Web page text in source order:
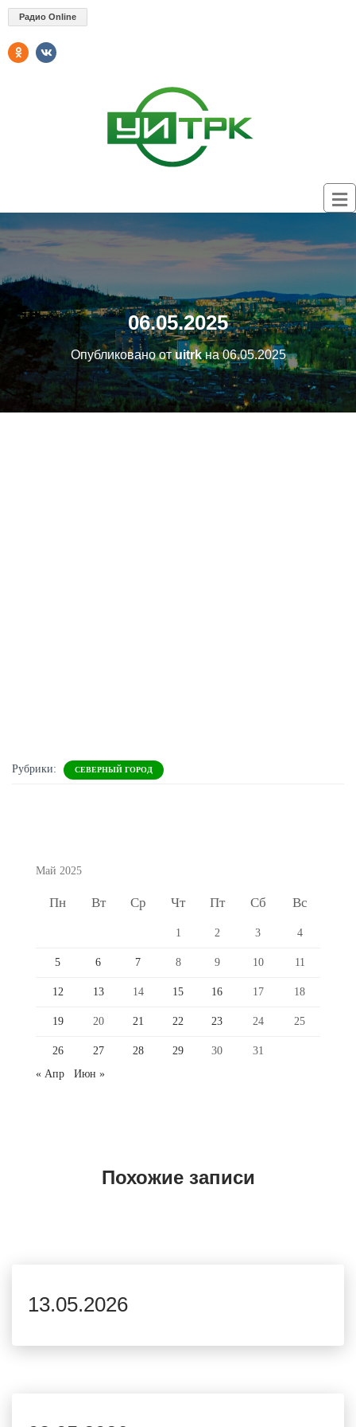
Радио Online
06.05.2025
Опубликовано отuitrkна06.05.2025
Рубрики: СЕВЕРНЫЙ ГОРОД
Май 2025
Пн Вт Ср Чт Пт Сб Вс
1 2 3 4
5 6 7 8 9 10 11
12 13 14 15 16 17 18
19 20 21 22 23 24 25
26 27 28 29 30
31
« Апр
Июн »
Похожие записи
13.05.2026